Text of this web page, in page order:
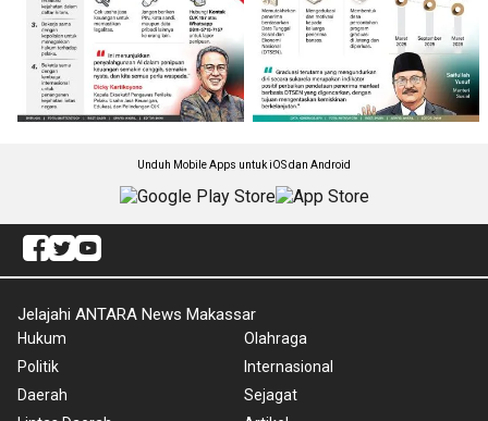
Unduh Mobile Apps untuk iOS dan Android
Jelajahi ANTARA News Makassar
Hukum
Politik
Daerah
Olahraga
Internasional
Sejagat